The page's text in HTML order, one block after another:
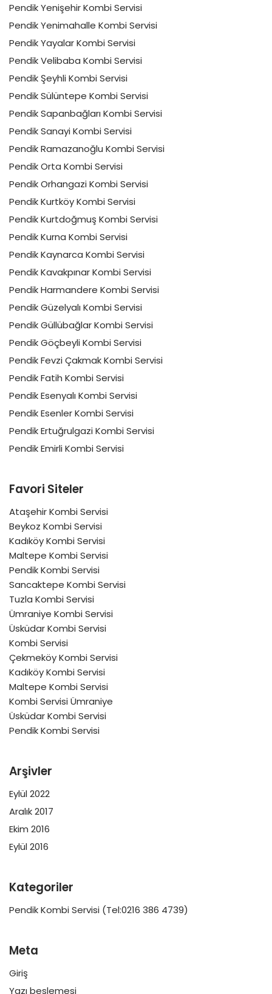
Pendik Yenişehir Kombi Servisi
Pendik Yenimahalle Kombi Servisi
Pendik Yayalar Kombi Servisi
Pendik Velibaba Kombi Servisi
Pendik Şeyhli Kombi Servisi
Pendik Sülüntepe Kombi Servisi
Pendik Sapanbağları Kombi Servisi
Pendik Sanayi Kombi Servisi
Pendik Ramazanoğlu Kombi Servisi
Pendik Orta Kombi Servisi
Pendik Orhangazi Kombi Servisi
Pendik Kurtköy Kombi Servisi
Pendik Kurtdoğmuş Kombi Servisi
Pendik Kurna Kombi Servisi
Pendik Kaynarca Kombi Servisi
Pendik Kavakpınar Kombi Servisi
Pendik Harmandere Kombi Servisi
Pendik Güzelyalı Kombi Servisi
Pendik Güllübağlar Kombi Servisi
Pendik Göçbeyli Kombi Servisi
Pendik Fevzi Çakmak Kombi Servisi
Pendik Fatih Kombi Servisi
Pendik Esenyalı Kombi Servisi
Pendik Esenler Kombi Servisi
Pendik Ertuğrulgazi Kombi Servisi
Pendik Emirli Kombi Servisi
Favori Siteler
Ataşehir Kombi Servisi
Beykoz Kombi Servisi
Kadıköy Kombi Servisi
Maltepe Kombi Servisi
Pendik Kombi Servisi
Sancaktepe Kombi Servisi
Tuzla Kombi Servisi
Ümraniye Kombi Servisi
Üsküdar Kombi Servisi
Kombi Servisi
Çekmeköy Kombi Servisi
Kadıköy Kombi Servisi
Maltepe Kombi Servisi
Kombi Servisi Ümraniye
Üsküdar Kombi Servisi
Pendik Kombi Servisi
Arşivler
Eylül 2022
Aralık 2017
Ekim 2016
Eylül 2016
Kategoriler
Pendik Kombi Servisi (Tel:0216 386 4739)
Meta
Giriş
Yazı beslemesi